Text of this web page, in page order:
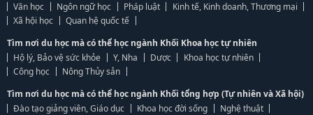
Văn học
Ngôn ngữ học Pháp luật
Kinh tế, Kinh doanh, Thương mại
Xã hội học
Quan hệ quốc tế
Tìm nơi du học mà có thể học ngành Khối Khoa học tự nhiên
Hộ lý, Bảo vệ sức khỏe
Y, Nha Dược
Khoa học tự nhiên
Công học
Nông Thủy sản
Tìm nơi du học mà có thể học ngành Khối tổng hợp (Tự nhiên và Xã hội)
Đào tạo giảng viên, Giáo dục
Khoa học đời sống
Nghệ thuật